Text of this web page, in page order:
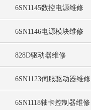
6SN1145数控电源维修
6SN1146电源模块维修
828D驱动器维修
6SN1123伺服驱动器维修
6SN1118轴卡控制器维修